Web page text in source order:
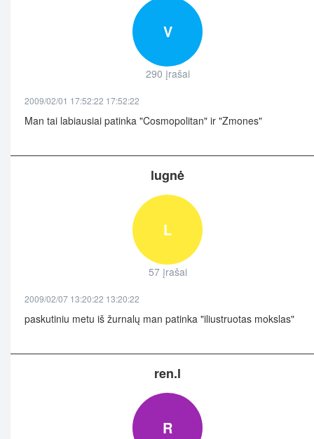
V
290 įrašai
2009/02/01 17:52:22 17:52:22
Man tai labiausiai patinka "Cosmopolitan" ir "Zmones"
lugnė
L
57 įrašai
2009/02/07 13:20:22 13:20:22
paskutiniu metu iš žurnalų man patinka "iliustruotas mokslas"
ren.l
R